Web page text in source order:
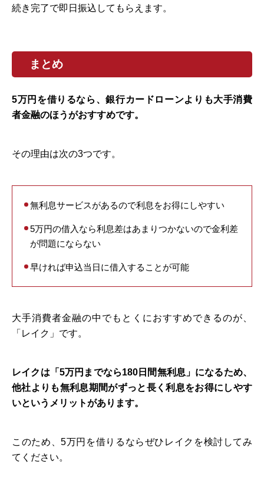
続き完了で即日振込してもらえます。
まとめ
5万円を借りるなら、銀行カードローンよりも大手消費
者金融のほうがおすすめです。
その理由は次の3つです。
無利息サービスがあるので利息をお得にしやすい
5万円の借入なら利息差はあまりつかないので金利差
が問題にならない
早ければ申込当日に借入することが可能
大手消費者金融の中でもとくにおすすめできるのが、
「レイク」です。
レイクは「5万円までなら180日間無利息」になるため、
他社よりも無利息期間がずっと長く利息をお得にしやす
いというメリットがあります。
このため、5万円を借りるならぜひレイクを検討してみ
てください。